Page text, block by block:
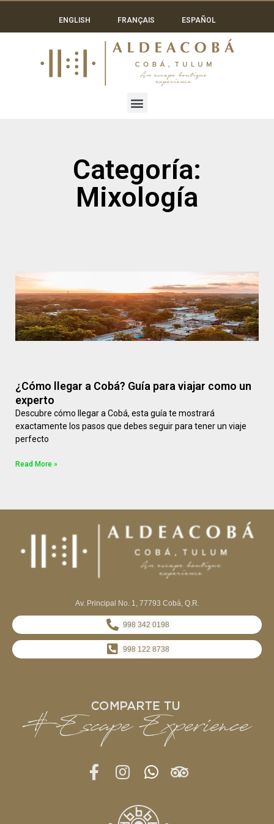
ENGLISH FRANÇAIS ESPAÑOL
Categoría:
Mixología
¿Cómo llegar a Cobá? Guía para viajar como un
experto
Descubre cómo llegar a Cobá, esta guía te mostrará
exactamente los pasos que debes seguir para tener un viaje
perfecto
Read More »
Av. Principal No. 1, 77793 Cobá, Q.R.
998 342 0198
998 122 8738